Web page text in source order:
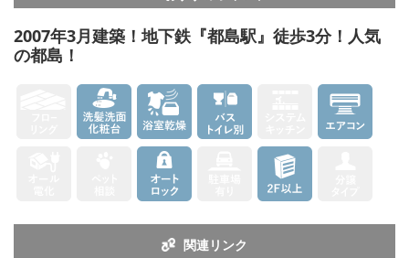
2007年3月建築！地下鉄『都島駅』徒歩3分！人気
の都島！
関連リンク